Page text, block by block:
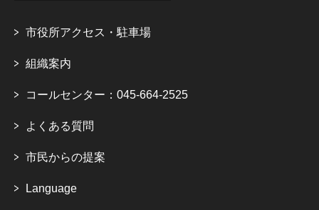
市役所アクセス・駐車場
組織案内
コールセンター：045-664-2525
よくある質問
市民からの提案
Language